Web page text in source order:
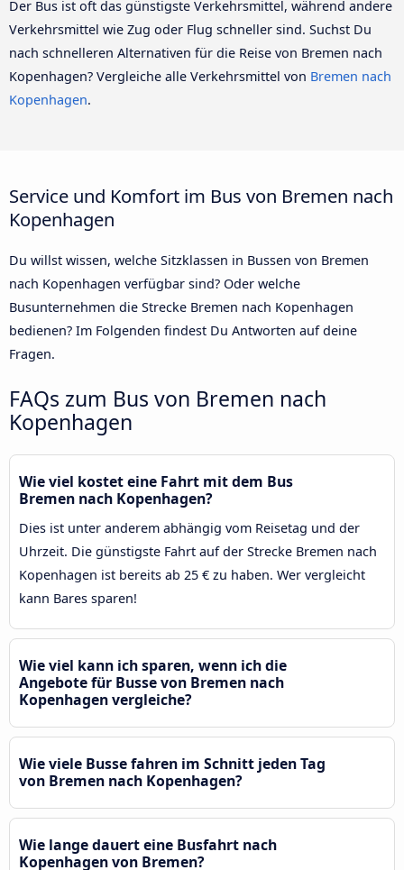
Der Bus ist oft das günstigste Verkehrsmittel, während andere
Verkehrsmittel wie Zug oder Flug schneller sind. Suchst Du
nach schnelleren Alternativen für die Reise von Bremen nach
Kopenhagen? Vergleiche alle Verkehrsmittel von Bremen nach
Kopenhagen.
Service und Komfort im Bus von Bremen nach
Kopenhagen
Du willst wissen, welche Sitzklassen in Bussen von Bremen
nach Kopenhagen verfügbar sind? Oder welche
Busunternehmen die Strecke Bremen nach Kopenhagen
bedienen? Im Folgenden findest Du Antworten auf deine
Fragen.
FAQs zum Bus von Bremen nach
Kopenhagen
Wie viel kostet eine Fahrt mit dem Bus
Bremen nach Kopenhagen?
Dies ist unter anderem abhängig vom Reisetag und der
Uhrzeit. Die günstigste Fahrt auf der Strecke Bremen nach
Kopenhagen ist bereits ab 25 € zu haben. Wer vergleicht
kann Bares sparen!
Wie viel kann ich sparen, wenn ich die
Angebote für Busse von Bremen nach
Kopenhagen vergleiche?
Wie viele Busse fahren im Schnitt jeden Tag
von Bremen nach Kopenhagen?
Wie lange dauert eine Busfahrt nach
Kopenhagen von Bremen?